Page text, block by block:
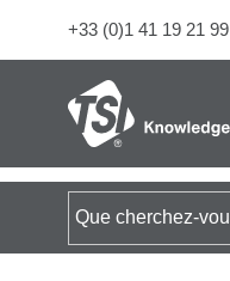
+33 (0)1 41 19 21 99
Rechercher